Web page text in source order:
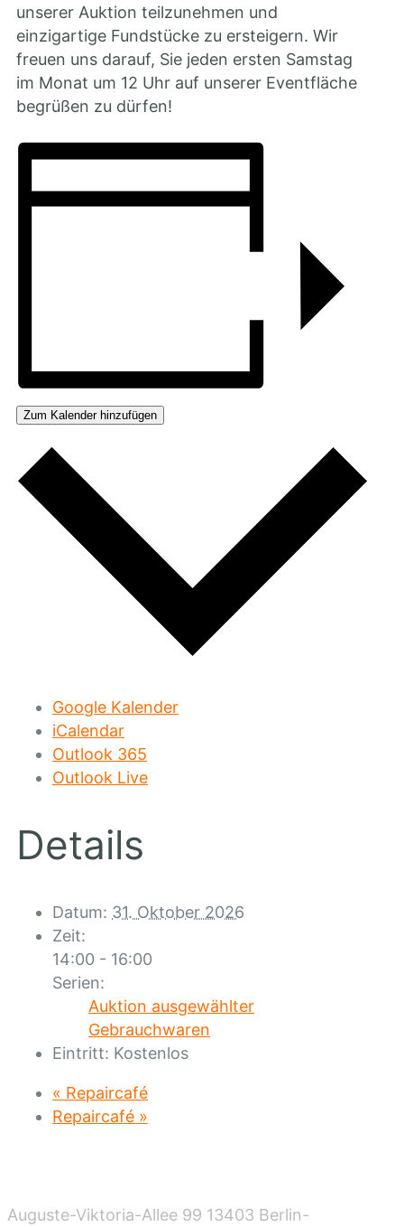
unserer Auktion teilzunehmen und
einzigartige Fundstücke zu ersteigern. Wir
freuen uns darauf, Sie jeden ersten Samstag
im Monat um 12 Uhr auf unserer Eventfläche
begrüßen zu dürfen!
Zum Kalender hinzufügen
Google Kalender
iCalendar
Outlook 365
Outlook Live
Details
Datum: 31. Oktober 2026
Zeit:
14:00 - 16:00
Serien:
Auktion ausgewählter
Gebrauchwaren
Eintritt: Kostenlos
« Repaircafé
Repaircafé »
Auguste-Viktoria-Allee 99 13403 Berlin-